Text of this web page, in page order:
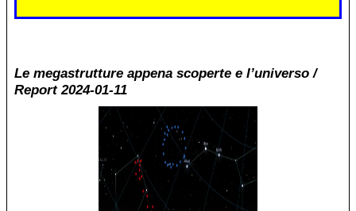
Le megastrutture appena scoperte e l’universo /
Report 2024-01-11